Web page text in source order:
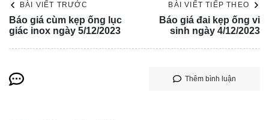
BÀI VIẾT TRƯỚC
Báo giá cùm kẹp ống lục
giác inox ngày 5/12/2023
BÀI VIẾT TIẾP THEO
Báo giá đai kẹp ống vi
sinh ngày 4/12/2023
Thêm bình luận